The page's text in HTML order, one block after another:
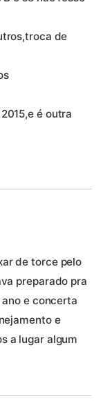
de
é outra
de torce pelo
preparado pra
e concerta
e
a lugar algum